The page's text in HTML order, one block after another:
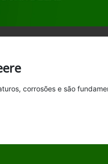
corrosões e são